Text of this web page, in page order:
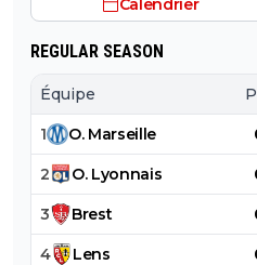
Calendrier
REGULAR SEASON
Équipe
1 O. Marseille
2 O. Lyonnais
3 Brest
4 Lens